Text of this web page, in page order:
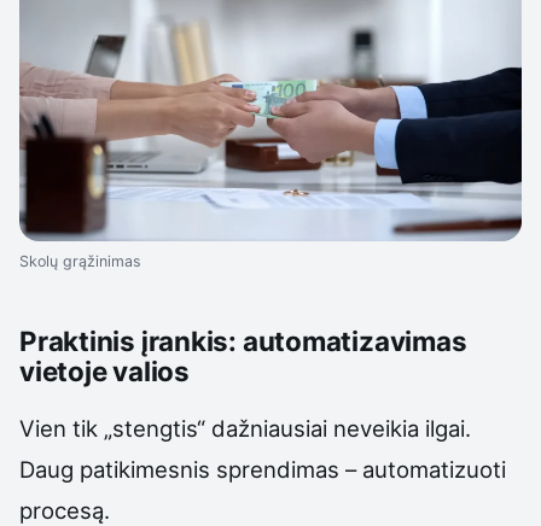
Skolų grąžinimas
Praktinis įrankis: automatizavimas
vietoje valios
Vien tik „stengtis“ dažniausiai neveikia ilgai.
Daug patikimesnis sprendimas – automatizuoti
procesą.